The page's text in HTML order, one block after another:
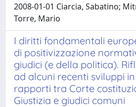
2008-01-01 Ciarcia, Sabatino;
Torre, Mario
I diritti fondamentali
di positivizzazione
giudici (e della politica).
ad alcuni recenti sviluppi
rapporti tra Corte
Giustizia e giudici comuni